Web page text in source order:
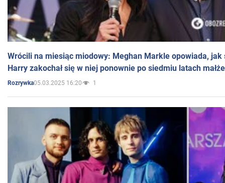
Wrócili na miesiąc miodowy: Meghan Markle opowiada, jak
Harry zakochał się w niej ponownie po siedmiu latach
Rozrywka05.03.2025 16:20 1